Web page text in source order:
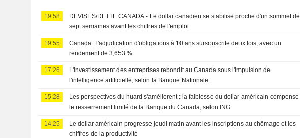
19:58
DEVISES/DETTE CANADA - Le dollar canadien se stabilise proche d'un sommet de
sept semaines avant les chiffres de l'emploi
19:55
Canada : l'adjudication d'obligations à 10 ans sursouscrite deux fois, avec un
rendement de 3,653 %
17:26
L'investissement des entreprises rebondit au Canada sous l'impulsion de
l'intelligence artificielle, selon la Banque Nationale
15:28
Les perspectives du huard s'améliorent : la faiblesse du dollar américain compense
le resserrement limité de la Banque du Canada, selon ING
14:25
Le dollar américain progresse jeudi matin avant les inscriptions au chômage et les
chiffres de la productivité